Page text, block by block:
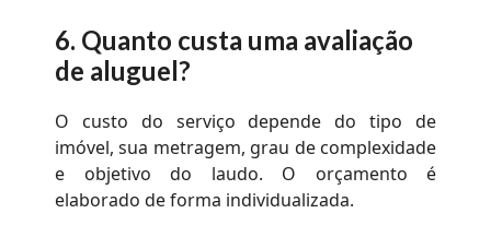
6. Quanto custa uma avaliação
de aluguel?
O custo do serviço depende do tipo de
imóvel, sua metragem, grau de complexidade
e objetivo do laudo. O orçamento é
elaborado de forma individualizada.